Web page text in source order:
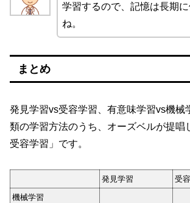
学習するので、記憶は長期
ね。
まとめ
発見学習vs受容学習、有意味学習vs機械
類の学習方法のうち、オーズベルが提唱
受容学習」です。
発見学習
受
機械学習